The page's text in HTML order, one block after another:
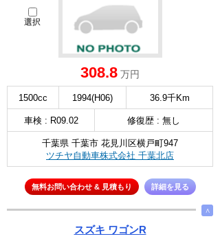
選択
308.8 万円
1500cc 1994(H06) 36.9千Km
車検 : R09.02 修復歴 : 無し
千葉県 千葉市 花見川区横戸町947
ツチヤ自動車株式会社 千葉北店
無料お問い合わせ & 見積もり 詳細を見る
∧
スズキ ワゴンR